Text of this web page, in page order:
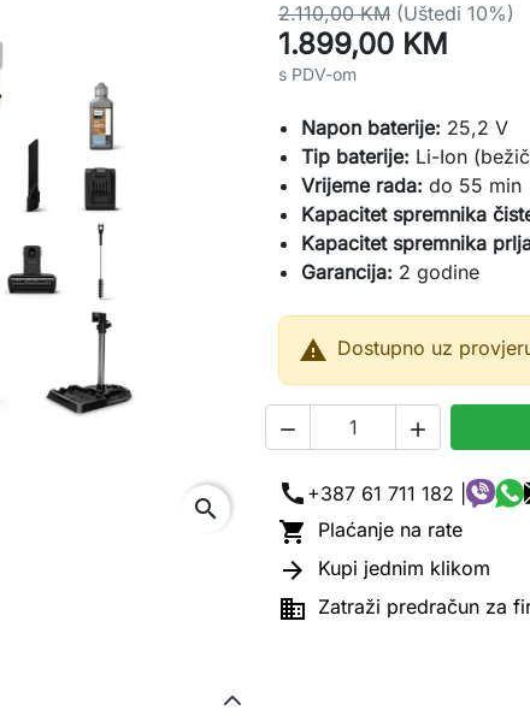
search
2.110,00 KM (Uštedi 10%)
1.899,00 KM
s PDV-om
Napon baterije: 25,2 V
Tip baterije: Li-Ion
Vrijeme rada: do 55 min
Kapacitet spremnika
Kapacitet spremnika
Garancija: 2 godine
 Dostupno uz
 
call +387 61 711 182 |
 Plaćanje na rate
 Kupi jednim klikom
 Zatraži predračun za